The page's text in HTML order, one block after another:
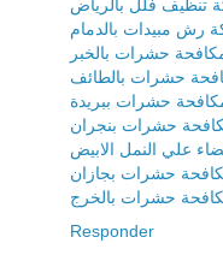
تنظيف فلل بالرياض
رش مبيدات بالدمام
حشرات بالخبر
حشرات بالطائف
حشرات ببريدة
حشرات بنجران
علي النمل الابيض
حشرات بجازان
حشرات بالخرج
Responder